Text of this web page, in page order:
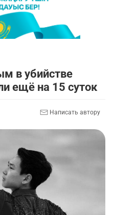
в убийстве
ещё на 15 суток
Написать автору